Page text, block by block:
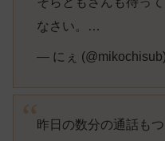
なさい。…
— にぇ (@mikochisub)
昨日の数分の通話も